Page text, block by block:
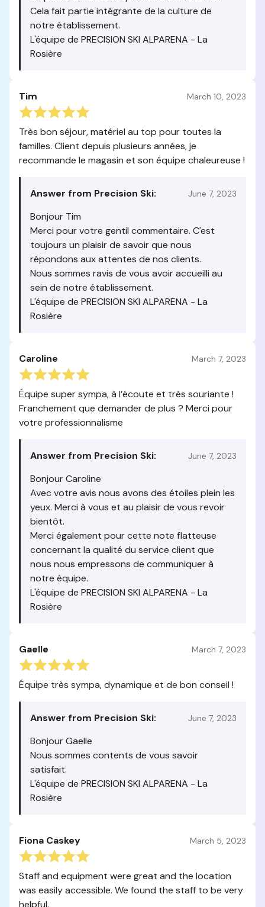
Cela fait partie intégrante de la culture de
notre établissement.
L'équipe de PRECISION SKI ALPARENA - La
Rosière
Tim March 10, 2023
Très bon séjour, matériel au top pour toutes la
familles. Client depuis plusieurs années, je
recommande le magasin et son équipe chaleureuse !
Answer from Precision Ski: June 7, 2023
Bonjour Tim
Merci pour votre gentil commentaire. C'est
toujours un plaisir de savoir que nous
répondons aux attentes de nos clients.
Nous sommes ravis de vous avoir accueilli au
sein de notre établissement.
L'équipe de PRECISION SKI ALPARENA - La
Rosière
Caroline March 7, 2023
Équipe super sympa, à l’écoute et très souriante !
Franchement que demander de plus ? Merci pour
votre professionnalisme
Answer from Precision Ski: June 7, 2023
Bonjour Caroline
Avec votre avis nous avons des étoiles plein les
yeux. Merci à vous et au plaisir de vous revoir
bientôt.
Merci également pour cette note flatteuse
concernant la qualité du service client que
nous nous empressons de communiquer à
notre équipe.
L'équipe de PRECISION SKI ALPARENA - La
Rosière
Gaelle March 7, 2023
Équipe très sympa, dynamique et de bon conseil !
Answer from Precision Ski: June 7, 2023
Bonjour Gaelle
Nous sommes contents de vous savoir
satisfait.
L'équipe de PRECISION SKI ALPARENA - La
Rosière
Fiona Caskey March 5, 2023
Staff and equipment were great and the location
was easily accessible. We found the staff to be very
helpful.